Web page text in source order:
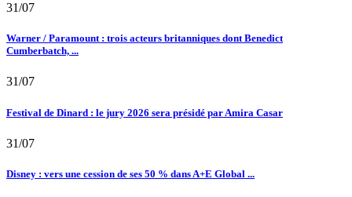
31/07
Warner / Paramount : trois acteurs britanniques dont Benedict
Cumberbatch, ...
31/07
Festival de Dinard : le jury 2026 sera présidé par Amira Casar
31/07
Disney : vers une cession de ses 50 % dans A+E Global ...